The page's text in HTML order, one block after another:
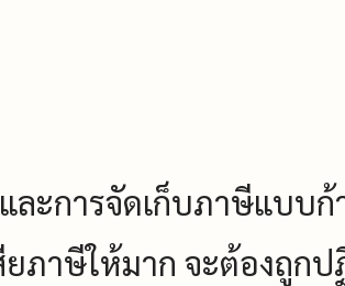
ละการจัดเก็บภาษีแบบ
ยภาษีให้มาก จะต้องถูก